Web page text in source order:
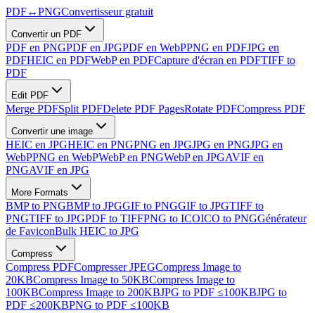
PDF↔PNGConvertisseur gratuit
Convertir un PDF
PDF en PNGPDF en JPGPDF en WebPPNG en PDFJPG en
PDFHEIC en PDFWebP en PDFCapture d'écran en PDFTIFF to
PDF
Edit PDF
Merge PDFSplit PDFDelete PDF PagesRotate PDFCompress PDF
Convertir une image
HEIC en JPGHEIC en PNGPNG en JPGJPG en PNGJPG en
WebPPNG en WebPWebP en PNGWebP en JPGAVIF en
PNGAVIF en JPG
More Formats
BMP to PNGBMP to JPGGIF to PNGGIF to JPGTIFF to
PNGTIFF to JPGPDF to TIFFPNG to ICOICO to PNGGénérateur
de FaviconBulk HEIC to JPG
Compress
Compress PDFCompresser JPEGCompress Image to
20KBCompress Image to 50KBCompress Image to
100KBCompress Image to 200KBJPG to PDF ≤100KBJPG to
PDF ≤200KBPNG to PDF ≤100KB